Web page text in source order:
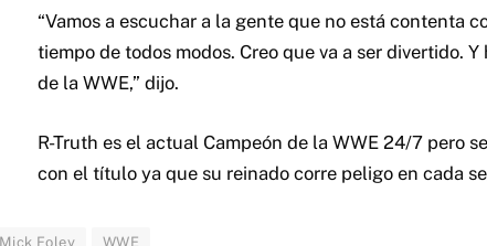
“Vamos a escuchar a la gente que no está contenta
tiempo de todos modos. Creo que va a ser divertido.
de la WWE,” dijo.
R-Truth es el actual Campeón de la WWE 24/7 pero
con el título ya que su reinado corre peligo en cada
Mick Foley WWE